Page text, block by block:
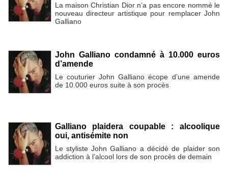
La maison Christian Dior n’a pas encore nommé le
nouveau directeur artistique pour remplacer John
Galliano
John Galliano condamné à 10.000 euros
d’amende
Le couturier John Galliano écope d’une amende
de 10.000 euros suite à son procès
Galliano plaidera coupable : alcoolique
oui, antisémite non
Le styliste John Galliano a décidé de plaider son
addiction à l’alcool lors de son procès de demain